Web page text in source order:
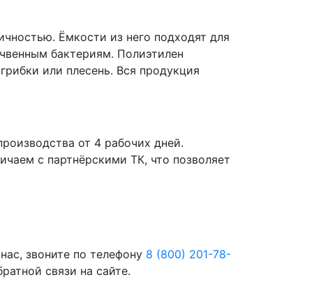
Ёмкости из него подходят для
бактериям. Полиэтилен
или плесень. Вся продукция
от 4 рабочих дней.
с партнёрскими ТК, что позволяет
звоните по телефону 8 (800) 201-78-
связи на сайте.